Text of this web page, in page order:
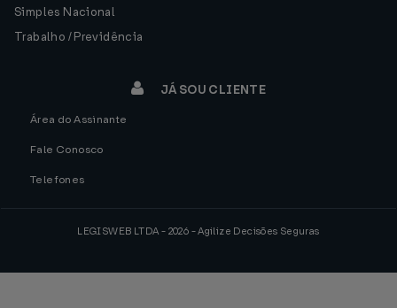
Simples Nacional
Trabalho / Previdência
JÁ SOU CLIENTE
Área do Assinante
Fale Conosco
Telefones
LEGISWEB LTDA - 2026 - Agilize Decisões Seguras